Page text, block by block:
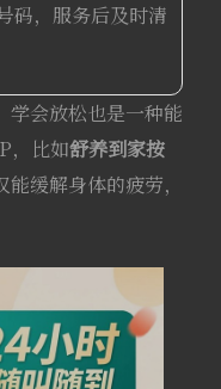
码，服务后及时清
学会放松也是一种能
，比如舒养到家按
缓解身体的疲劳，